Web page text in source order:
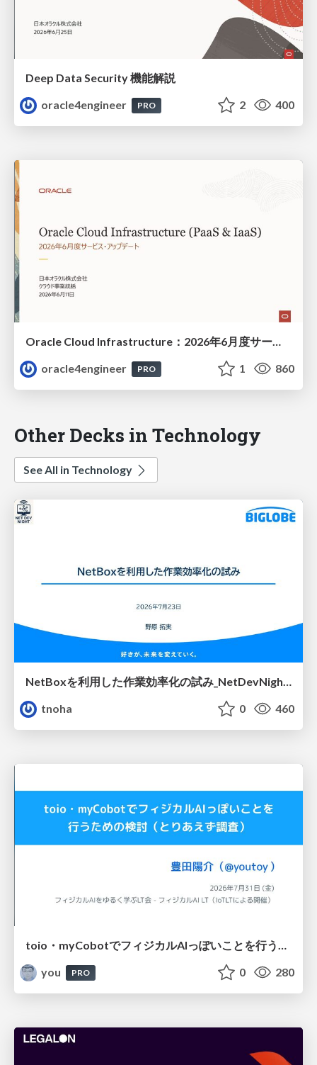
Deep Data Security 機能解説
oracle4engineer
PRO 2 400
Oracle Cloud Infrastructure：2026年6月度サービス・アップデート
oracle4engineer
PRO 1 860
Other Decks in Technology
See All in Technology
tnoha
0 460
toio・myCobotでフィジカルAIっぽいことを行うための検討（とりあえず調査） / フィジカルAI LT（IoTLTによる開催）
you
PRO 0 280